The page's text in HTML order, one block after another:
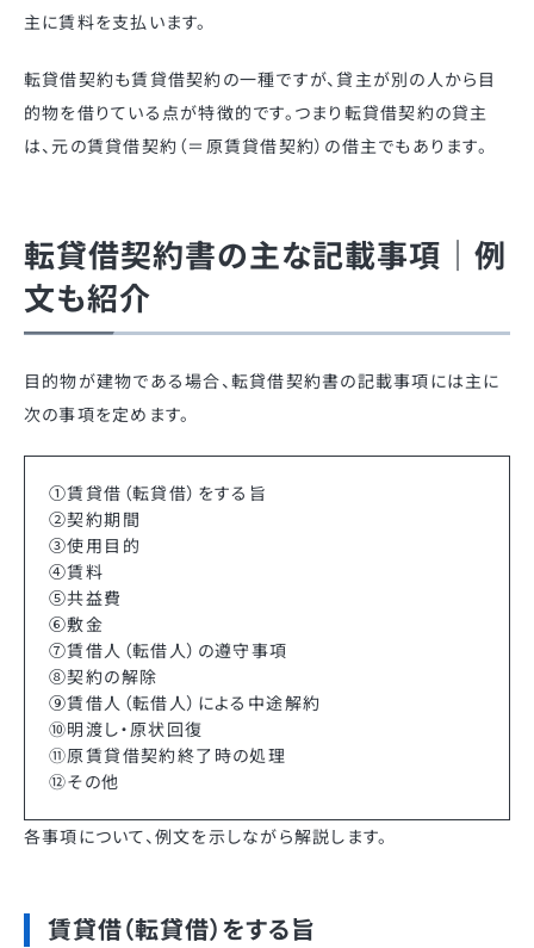
主に賃料を支払います。
転貸借契約も賃貸借契約の一種ですが、貸主が別の人から目
的物を借りている点が特徴的です。つまり転貸借契約の貸主
は、元の賃貸借契約（＝原賃貸借契約）の借主でもあります。
転貸借契約書の主な記載事項｜例
文も紹介
目的物が建物である場合、転貸借契約書の記載事項には主に
次の事項を定めます。
①賃貸借（転貸借）をする旨
②契約期間
③使用目的
④賃料
⑤共益費
⑥敷金
⑦賃借人（転借人）の遵守事項
⑧契約の解除
⑨賃借人（転借人）による中途解約
⑩明渡し・原状回復
⑪原賃貸借契約終了時の処理
⑫その他
各事項について、例文を示しながら解説します。
賃貸借（転貸借）をする旨